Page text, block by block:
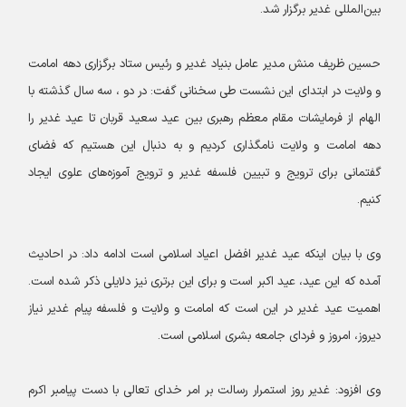
بین‌المللی غدیر برگزار شد.
حسین ظریف منش مدیر عامل بنیاد غدیر و رئیس ستاد برگزاری دهه امامت
و ولایت در ابتدای این نشست طی سخنانی گفت: در دو ، سه سال گذشته با
الهام از فرمایشات مقام معظم رهبری بین عید سعید قربان تا عید غدیر را
دهه امامت و ولایت نامگذاری کردیم و به دنبال این هستیم که فضای
گفتمانی برای ترویج و تبیین فلسفه غدیر و ترویج آموزه‌های علوی ایجاد
کنیم.
وی با بیان اینکه عید غدیر افضل اعیاد اسلامی است ادامه داد: در احادیث
آمده که این عید، عید اکبر است و برای این برتری نیز دلایلی ذکر شده است.
اهمیت عید غدیر در این است که امامت و ولایت و فلسفه پیام غدیر نیاز
دیروز، امروز و فردای جامعه بشری اسلامی است.
وی افزود: غدیر روز استمرار رسالت بر امر خدای تعالی با دست پیامبر اکرم